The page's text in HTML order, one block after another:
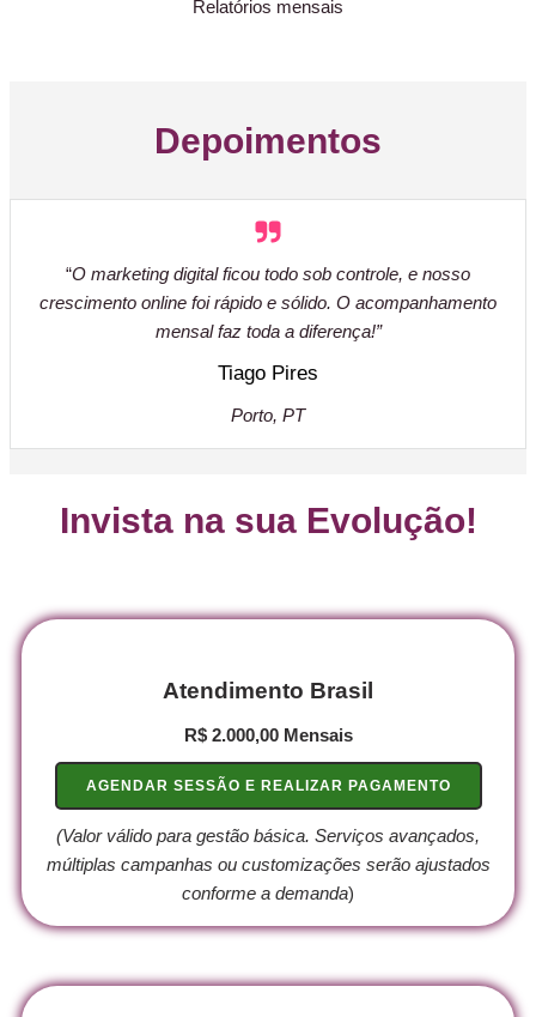
Relatórios mensais
Depoimentos
“O marketing digital ficou todo sob controle, e nosso
crescimento online foi rápido e sólido. O acompanhamento
mensal faz toda a diferença!”
Tiago Pires
Porto, PT
Invista na sua Evolução!
Atendimento Brasil
R$ 2.000,00 Mensais
AGENDAR SESSÃO E REALIZAR PAGAMENTO
(Valor válido para gestão básica. Serviços avançados,
múltiplas campanhas ou customizações serão ajustados
conforme a demanda)